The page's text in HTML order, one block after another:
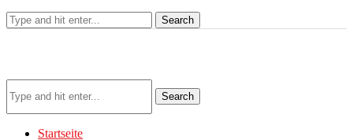
Search
Search
Startseite